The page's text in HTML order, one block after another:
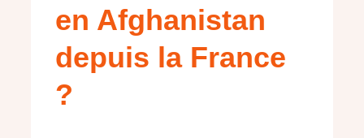
en Afghanistan
depuis la France
?